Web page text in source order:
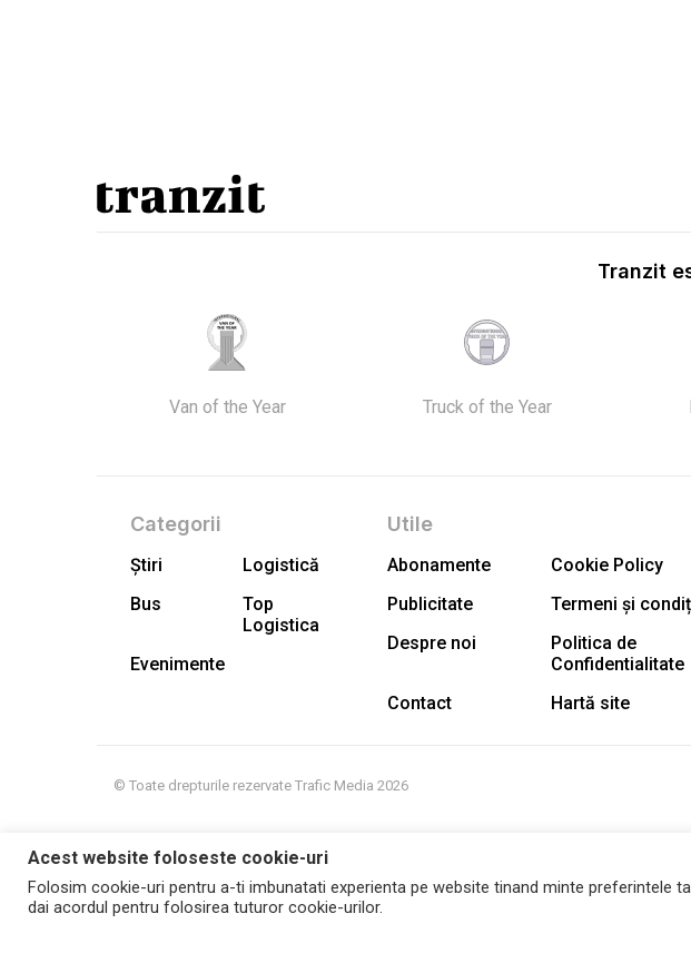
Tranzit
Van of the Year Truck of the Year
Categorii
Știri
Logistică
Bus
Top
Logistica
Evenimente
Utile
Abonamente
Cookie Policy
Publicitate
Termeni și
Despre noi
Politica de
Confidentialitate
Contact
Hartă site
© Toate drepturile rezervate Trafic Media 2026
Acest website foloseste cookie-uri
Folosim cookie-uri pentru a-ti imbunatati experienta pe website tinand minte preferintele
dai acordul pentru folosirea tuturor cookie-urilor.